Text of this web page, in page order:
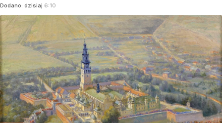
Dodano: dzisiaj 6:10